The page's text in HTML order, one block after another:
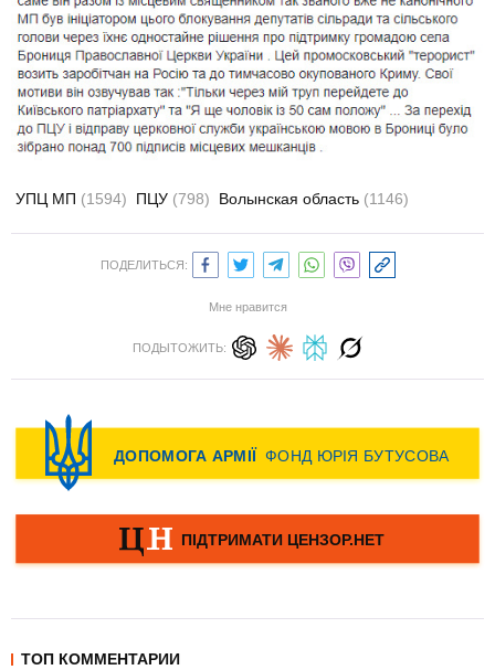
УПЦ МП (1594) ПЦУ (798) Волынская область (1146)
ПОДЕЛИТЬСЯ:
Мне нравится
ПОДЫТОЖИТЬ:
ТОП КОММЕНТАРИИ